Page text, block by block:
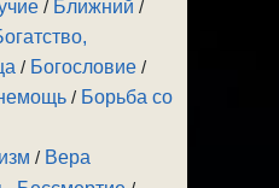
/ Ближний /
/ Богословие /
/ Борьба со
/ Вера